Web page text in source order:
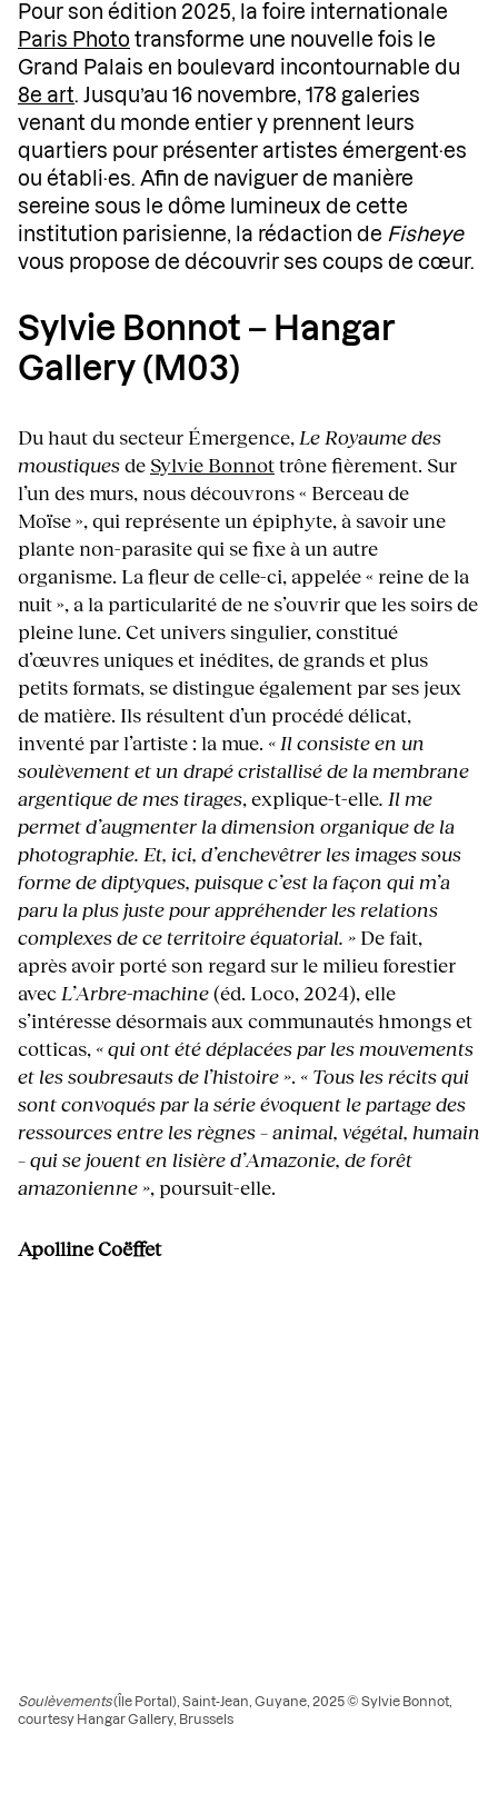
Pour son édition 2025, la foire internationale
Paris Photo transforme une nouvelle fois le
Grand Palais en boulevard incontournable du
8e art. Jusqu’au 16 novembre, 178 galeries
venant du monde entier y prennent leurs
quartiers pour présenter artistes émergent·es
ou établi·es. Afin de naviguer de manière
sereine sous le dôme lumineux de cette
institution parisienne, la rédaction de Fisheye
vous propose de découvrir ses coups de cœur.
Sylvie Bonnot – Hangar
Gallery (M03)
Du haut du secteur Émergence, Le Royaume des
moustiquesde Sylvie Bonnottrône fièrement. Sur
l’un des murs, nous découvrons « Berceau de
Moïse », qui représente un épiphyte, à savoir une
plante non-parasite qui se fixe à un autre
organisme. La fleur de celle-ci, appelée « reine de la
nuit », a la particularité de ne s’ouvrir que les soirs de
pleine lune. Cet univers singulier, constitué
d’œuvres uniques et inédites, de grands et plus
petits formats, se distingue également par ses jeux
de matière. Ils résultent d’un procédé délicat,
inventé par l’artiste : la mue. « Il consiste en un
soulèvement et un drapé cristallisé de la membrane
argentique de mes tirages, explique-t-elle. Il me
permet d’augmenter la dimension organique de la
photographie. Et, ici, d’enchevêtrer les images sous
forme de diptyques, puisque c’est la façon qui m’a
paru la plus juste pour appréhender les relations
complexes de ce territoire équatorial. » De fait,
après avoir porté son regard sur le milieu forestier
avec L’Arbre-machine(éd. Loco, 2024), elle
s’intéresse désormais aux communautés hmongs et
cotticas, « qui ont été déplacées par les mouvements
et les soubresauts de l’histoire ». « Tous les récits qui
sont convoqués par la série évoquent le partage des
ressources entre les règnes – animal, végétal, humain
– qui se jouent en lisière d’Amazonie, de forêt
amazonienne », poursuit-elle.
Apolline Coëffet
Soulèvements(Île Portal), Saint-Jean, Guyane, 2025 © Sylvie Bonnot,
courtesy Hangar Gallery, Brussels